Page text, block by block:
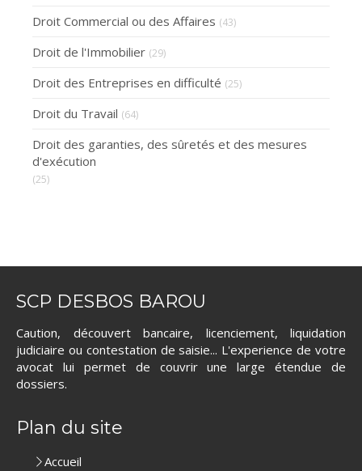
Droit Commercial ou des Affaires (43)
Droit de l'Immobilier (29)
Droit des Entreprises en difficulté (25)
Droit du Travail (64)
Droit des garanties, des sûretés et des mesures
d'exécution
(25)
SCP DESBOS BAROU
Caution, découvert bancaire, licenciement, liquidation
judiciaire ou contestation de saisie... L'experience de votre
avocat lui permet de couvrir une large étendue de
dossiers.
Plan du site
Accueil